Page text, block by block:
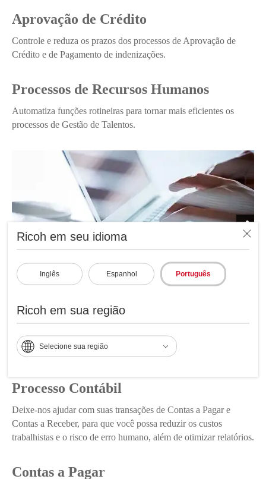
Ricoh em seu idioma
Inglês Espanhol Português
Ricoh em sua região
Selecione sua região
Aprovação de Crédito
Controle e reduza os prazos dos processos de Aprovação de
Crédito e de Pagamento de indenizações.
Processos de Recursos Humanos
Automatiza funções rotineiras para tornar mais eficientes os
processos de Gestão de Talentos.
Processo Contábil
Deixe-nos ajudar com suas transações de Contas a Pagar e
Contas a Receber, para que você possa reduzir os custos
trabalhistas e o risco de erro humano, além de otimizar relatórios.
Contas a Pagar